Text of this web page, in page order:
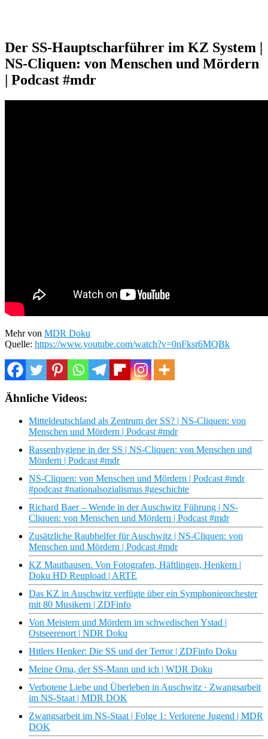
Der SS-Hauptscharführer im KZ System |
NS-Cliquen: von Menschen und Mördern
| Podcast #mdr
Mehr von MDR Doku
Quelle: https://www.youtube.com/watch?v=0nFksr6MQBk
Ähnliche Videos:
Mitteldeutschland als Zentrum der SS? | NS-Cliquen: von
Menschen und Mördern | Podcast #mdr
Rassenhygiene in der SS | NS-Cliquen: von Menschen und
Mördern | Podcast #mdr
NS-Cliquen: von Menschen und Mördern | Podcast #mdr
#podcast #nationalsozialismus #geschichte
Richard Baer – Wende in der Auschwitz Führung | NS-
Cliquen: von Menschen und Mördern | Podcast #mdr
Zusätzliche Raubhelfer für Auschwitz | NS-Cliquen: von
Menschen und Mördern | Podcast #mdr
KZ Mauthausen. Von Fotografen, Häftlingen, Henkern |
Doku HD Reupload | ARTE
Das KZ in Auschwitz verfügte über ein Symphonieorchester
mit 80 Musikern | ZDFinfo
Von Meistern und Mördern im schwedischen Ystad |
Ostseereport | NDR Doku
Hitlers Henker: Die SS und der Terror | ZDFinfo Doku
Meine Oma, der SS-Mann und ich | WDR Doku
Verbotene Liebe und Überleben in Auschwitz · Zwangsarbeit
im NS-Staat | MDR DOK
Zwangsarbeit im NS-Staat | Folge 1: Verlorene Jugend | MDR
DOK